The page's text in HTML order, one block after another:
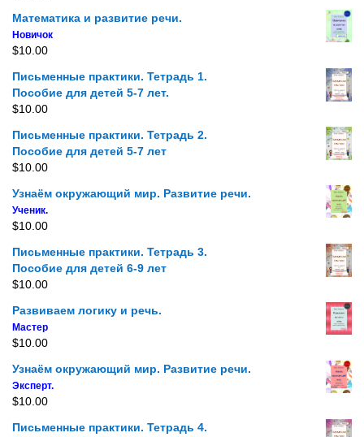
Математика и развитие речи.
Новичок
$10.00
Письменные практики. Тетрадь 1.
Пособие для детей 5-7 лет.
$10.00
Письменные практики. Тетрадь 2.
Пособие для детей 5-7 лет
$10.00
Узнаём окружающий мир. Развитие речи.
Ученик.
$10.00
Письменные практики. Тетрадь 3.
Пособие для детей 6-9 лет
$10.00
Развиваем логику и речь.
Мастер
$10.00
Узнаём окружающий мир. Развитие речи.
Эксперт.
$10.00
Письменные практики. Тетрадь 4.